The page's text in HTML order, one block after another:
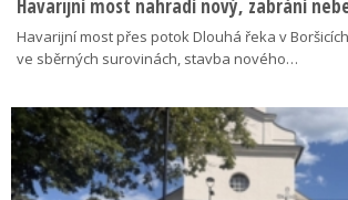
Havarijní most nahradí nový, zabrání
Havarijní most přes potok Dlouhá řeka v
ve sběrných surovinách, stavba nového…